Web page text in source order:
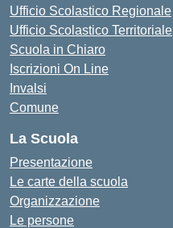
Ufficio Scolastico Regionale
Ufficio Scolastico Territoriale
Scuola in Chiaro
Iscrizioni On Line
Invalsi
Comune
La Scuola
Presentazione
Le carte della scuola
Organizzazione
Le persone